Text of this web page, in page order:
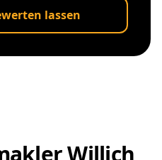
lassen
Willich